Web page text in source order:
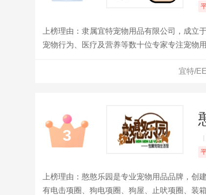
上榜理由：隶属宜特宠物用品有限公司，成
宠物行为、医疗及营养等数十位专家专注宠物
宜特/
3
上榜理由：憨憨乐园是专业宠物用品品牌，
有电击项圈、狗电项圈、狗屋、止吠项圈、装